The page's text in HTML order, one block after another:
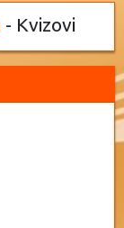
- Kvizovi